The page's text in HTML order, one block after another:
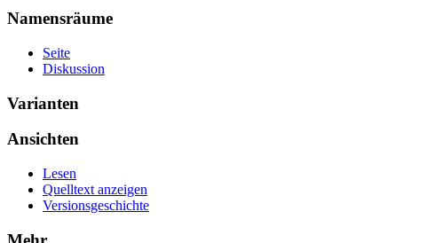
Namensräume
Seite
Diskussion
Varianten
Ansichten
Lesen
Quelltext anzeigen
Versionsgeschichte